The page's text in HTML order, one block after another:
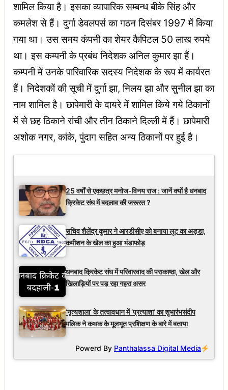
शामिल किया है। इसका व्यापारिक सम्बन्ध बीके सिंह और
कमलेश से हैं। दुर्गा डेवलपर्स का गठन दिसंबर 1997 में किया
गया था। उस समय कंपनी का शेयर कैपिटल 50 लाख रुपये
था। इस कम्पनी के प्रबंध निदेशक अनिल कुमार झा हैं।
कम्पनी में उनके पारिवारिक सदस्य निदेशक के रूप में कार्यरत
हैं। निदेशकों की सूची में दुर्गा झा, निलय झा और सुनील झा का
नाम शामिल है। छापेमारी के दायरे में शामिल किये गये ठिकानों
में से छह ठिकाने रांची और तीन ठिकाने दिल्ली में हैं। छापेमारी
अशोक नगर, कांके, पुंदाग सहित अन्य ठिकानों पर हुई है।
25 वर्षों से एकछत्र मनोज-विनय राज : जानें क्यों है धनबाद
क्रिकेट संघ में बदलाव की जरूरत ?
सचिव शैलेंद्र कुमार ने आरडीसीए को बनाया लूट का अड्डा,
कमीशन के खेल का हुआ भंडाफोड़
धनबाद क्रिकेट संघ में परिवारवाद की पराकाष्ठा, खेल और
खिलाड़ियों पर पड़ रहा गहरा असर
‘नृत्यशाला’ के तत्वावधान में ‘प्रत्याशा’ का शुभारंभसंदीप
मलिक ने कथक के मूलभूत प्रशिक्षण के बारे में बताया
Powerd By Panthalassa Digital Media